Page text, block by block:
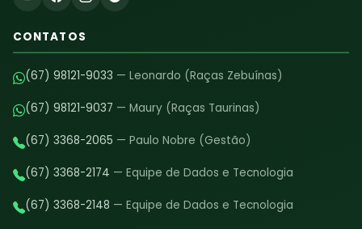
CONTATOS
(67) 98121-9033 — Leonardo (Raças Zebuínas)
(67) 98121-9037 — Maury (Raças Taurinas)
(67) 3368-2065 — Paulo Nobre (Gestão)
(67) 3368-2174 — Equipe de Dados e Tecnologia
(67) 3368-2148 — Equipe de Dados e Tecnologia